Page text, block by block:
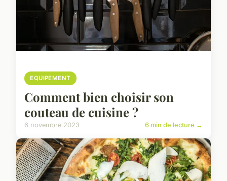
EQUIPEMENT
Comment bien choisir son
couteau de cuisine ?
6 novembre 2023 6 min de lecture →